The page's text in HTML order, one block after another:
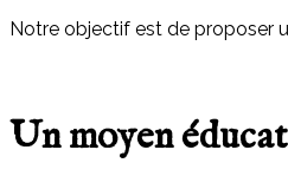
Notre objectif est de proposer
Un moyen